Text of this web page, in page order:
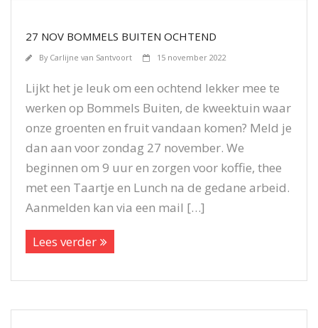
27 NOV BOMMELS BUITEN OCHTEND
By Carlijne van Santvoort 15 november 2022
Lijkt het je leuk om een ochtend lekker mee te
werken op Bommels Buiten, de kweektuin waar
onze groenten en fruit vandaan komen? Meld je
dan aan voor zondag 27 november. We
beginnen om 9 uur en zorgen voor koffie, thee
met een Taartje en Lunch na de gedane arbeid.
Aanmelden kan via een mail […]
Lees verder